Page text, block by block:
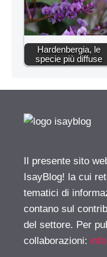
Hardenbergia, le
specie più diffuse
Il presente sito
IsayBlog! la cui
tematici di
contano sul
del settore. Per
collaborazioni: